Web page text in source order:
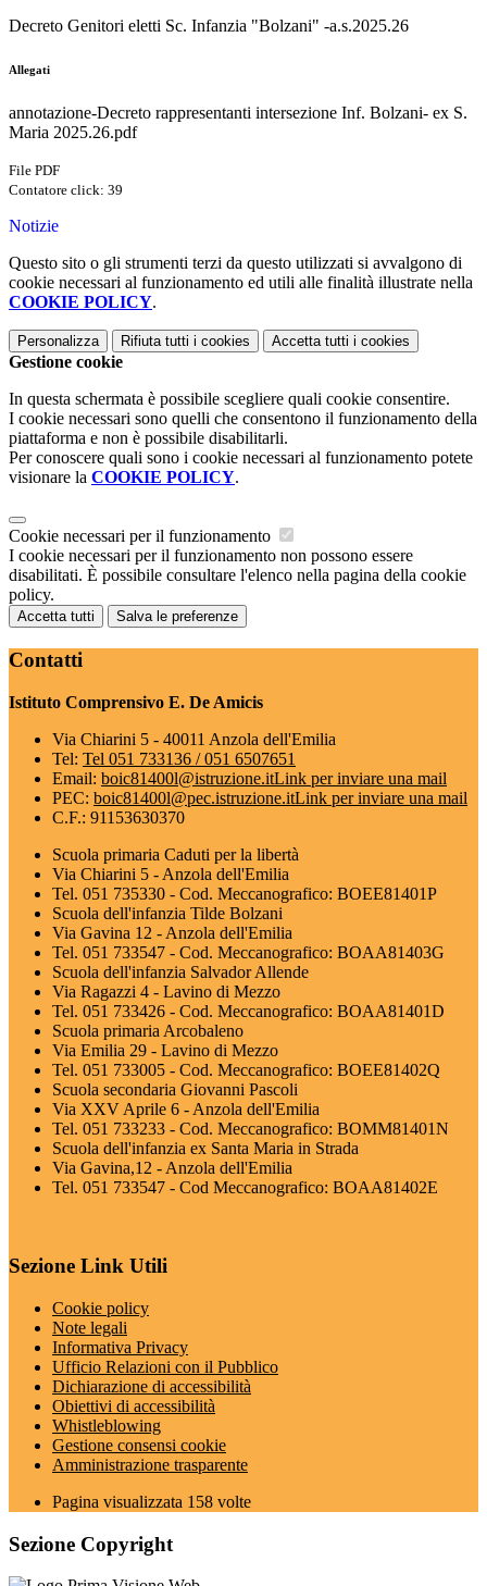
Decreto Genitori eletti Sc. Infanzia "Bolzani" -a.s.2025.26
Allegati
annotazione-Decreto rappresentanti intersezione Inf. Bolzani- ex S.
Maria 2025.26.pdf
File PDF
Contatore click: 39
Notizie
Questo sito o gli strumenti terzi da questo utilizzati si avvalgono di
cookie necessari al funzionamento ed utili alle finalità illustrate nella
COOKIE POLICY.
Personalizza Rifiuta tutti i cookies Accetta tutti i cookies
Gestione cookie
In questa schermata è possibile scegliere quali cookie consentire.
I cookie necessari sono quelli che consentono il funzionamento della
piattaforma e non è possibile disabilitarli.
Per conoscere quali sono i cookie necessari al funzionamento potete
visionare la COOKIE POLICY.
Cookie necessari per il funzionamento
I cookie necessari per il funzionamento non possono essere
disabilitati. È possibile consultare l'elenco nella pagina della cookie
policy.
Accetta tutti Salva le preferenze
Contatti
Istituto Comprensivo E. De Amicis
Via Chiarini 5 - 40011 Anzola dell'Emilia
Tel: Tel 051 733136 / 051 6507651
Email: boic81400l@istruzione.itLink per inviare una mail
PEC: boic81400l@pec.istruzione.itLink per inviare una mail
C.F.: 91153630370
Scuola primaria Caduti per la libertà
Via Chiarini 5 - Anzola dell'Emilia
Tel. 051 735330 - Cod. Meccanografico: BOEE81401P
Scuola dell'infanzia Tilde Bolzani
Via Gavina 12 - Anzola dell'Emilia
Tel. 051 733547 - Cod. Meccanografico: BOAA81403G
Scuola dell'infanzia Salvador Allende
Via Ragazzi 4 - Lavino di Mezzo
Tel. 051 733426 - Cod. Meccanografico: BOAA81401D
Scuola primaria Arcobaleno
Via Emilia 29 - Lavino di Mezzo
Tel. 051 733005 - Cod. Meccanografico: BOEE81402Q
Scuola secondaria Giovanni Pascoli
Via XXV Aprile 6 - Anzola dell'Emilia
Tel. 051 733233 - Cod. Meccanografico: BOMM81401N
Scuola dell'infanzia ex Santa Maria in Strada
Via Gavina,12 - Anzola dell'Emilia
Tel. 051 733547 - Cod Meccanografico: BOAA81402E
Sezione Link Utili
Cookie policy
Note legali
Informativa Privacy
Ufficio Relazioni con il Pubblico
Dichiarazione di accessibilità
Obiettivi di accessibilità
Whistleblowing
Gestione consensi cookie
Amministrazione trasparente
Pagina visualizzata 158 volte
Sezione Copyright